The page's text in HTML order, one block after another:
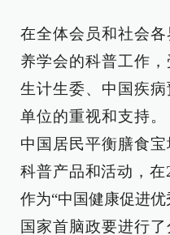
在全体会员和社会
养学会的科普工作
生计生委、中国疾
单位的重视和支持。
中国居民平衡膳食
科普产品和活动，在
作为“中国健康促进
国家首脑政要进行